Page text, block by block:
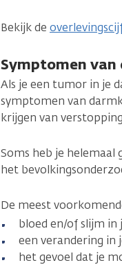
Bekijk de
Symptomen
Als je een tumor in je
symptomen van
krijgen van
Soms heb je
het
De meest
bloed en/of slijm in
een verandering in
het gevoel dat je